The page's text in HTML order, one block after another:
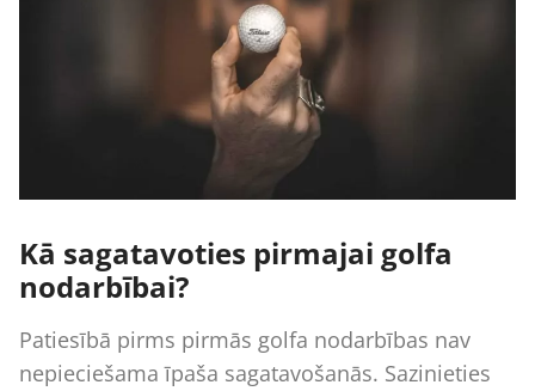
Kā sagatavoties pirmajai golfa
nodarbībai?
Patiesībā pirms pirmās golfa nodarbības nav
nepieciešama īpaša sagatavošanās. Sazinieties